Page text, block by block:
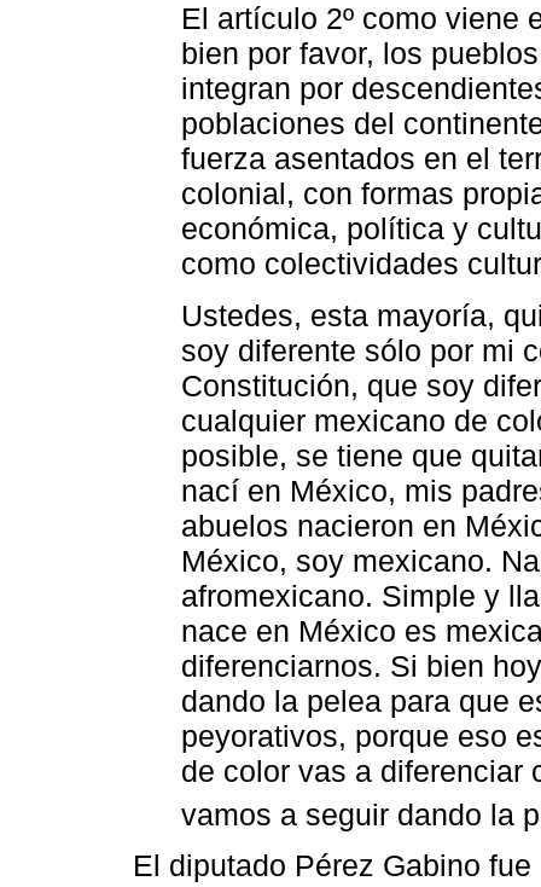
El artículo 2º como viene
bien por favor, los
integran por
poblaciones del
fuerza asentados en el
colonial, con formas
económica, política y
como colectividades
Ustedes, esta mayoría,
soy diferente sólo por mi
Constitución, que soy
cualquier mexicano de
posible, se tiene que
nací en México, mis
abuelos nacieron en
México, soy mexicano.
afromexicano. Simple y
nace en México es
diferenciarnos. Si bien
dando la pelea para que
peyorativos, porque eso
de color vas a diferenciar
vamos a seguir dando la
El diputado Pérez Gabino